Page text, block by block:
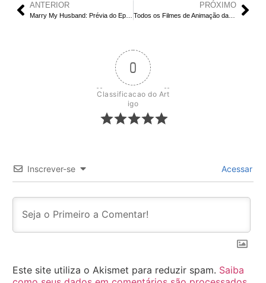
ANTERIOR
Marry My Husband: Prévia do Episódio 16 | quando, onde e como assistir!
PRÓXIMO
Todos os Filmes de Animação da Disney já Feitos: Classificados do Pior para o Melhor
0
Classificacao do Art
igo
Inscrever-se Acessar
Este site utiliza o Akismet para reduzir spam. Saiba